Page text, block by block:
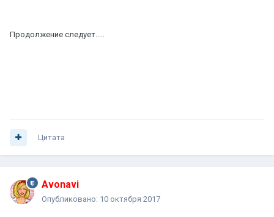
Продолжение следует.....
Цитата
Avonavi
Опубликовано: 10 октября 2017